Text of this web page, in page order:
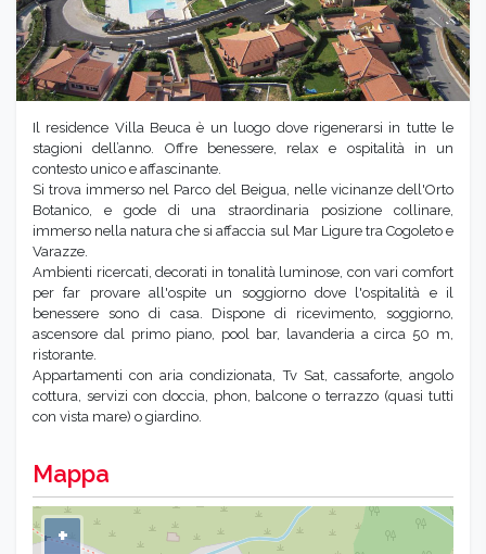
Il residence Villa Beuca è un luogo dove rigenerarsi in tutte le
stagioni dell’anno. Offre benessere, relax e ospitalità in un
contesto unico e affascinante.
Si trova immerso nel Parco del Beigua, nelle vicinanze dell'Orto
Botanico, e gode di una straordinaria posizione collinare,
immerso nella natura che si affaccia sul Mar Ligure tra Cogoleto e
Varazze.
Ambienti ricercati, decorati in tonalità luminose, con vari comfort
per far provare all'ospite un soggiorno dove l'ospitalità e il
benessere sono di casa. Dispone di ricevimento, soggiorno,
ascensore dal primo piano, pool bar, lavanderia a circa 50 m,
ristorante.
Appartamenti con aria condizionata, Tv Sat, cassaforte, angolo
cottura, servizi con doccia, phon, balcone o terrazzo (quasi tutti
con vista mare) o giardino.
Mappa
+